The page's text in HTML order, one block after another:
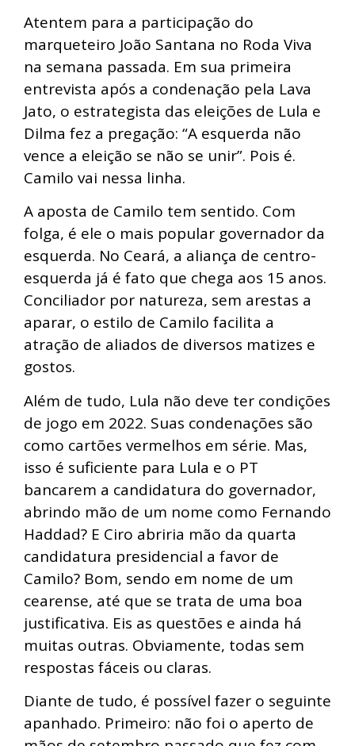
Atentem para a participação do
marqueteiro João Santana no Roda Viva
na semana passada. Em sua primeira
entrevista após a condenação pela Lava
Jato, o estrategista das eleições de Lula e
Dilma fez a pregação: “A esquerda não
vence a eleição se não se unir”. Pois é.
Camilo vai nessa linha.
A aposta de Camilo tem sentido. Com
folga, é ele o mais popular governador da
esquerda. No Ceará, a aliança de centro-
esquerda já é fato que chega aos 15 anos.
Conciliador por natureza, sem arestas a
aparar, o estilo de Camilo facilita a
atração de aliados de diversos matizes e
gostos.
Além de tudo, Lula não deve ter condições
de jogo em 2022. Suas condenações são
como cartões vermelhos em série. Mas,
isso é suficiente para Lula e o PT
bancarem a candidatura do governador,
abrindo mão de um nome como Fernando
Haddad? E Ciro abriria mão da quarta
candidatura presidencial a favor de
Camilo? Bom, sendo em nome de um
cearense, até que se trata de uma boa
justificativa. Eis as questões e ainda há
muitas outras. Obviamente, todas sem
respostas fáceis ou claras.
Diante de tudo, é possível fazer o seguinte
apanhado. Primeiro: não foi o aperto de